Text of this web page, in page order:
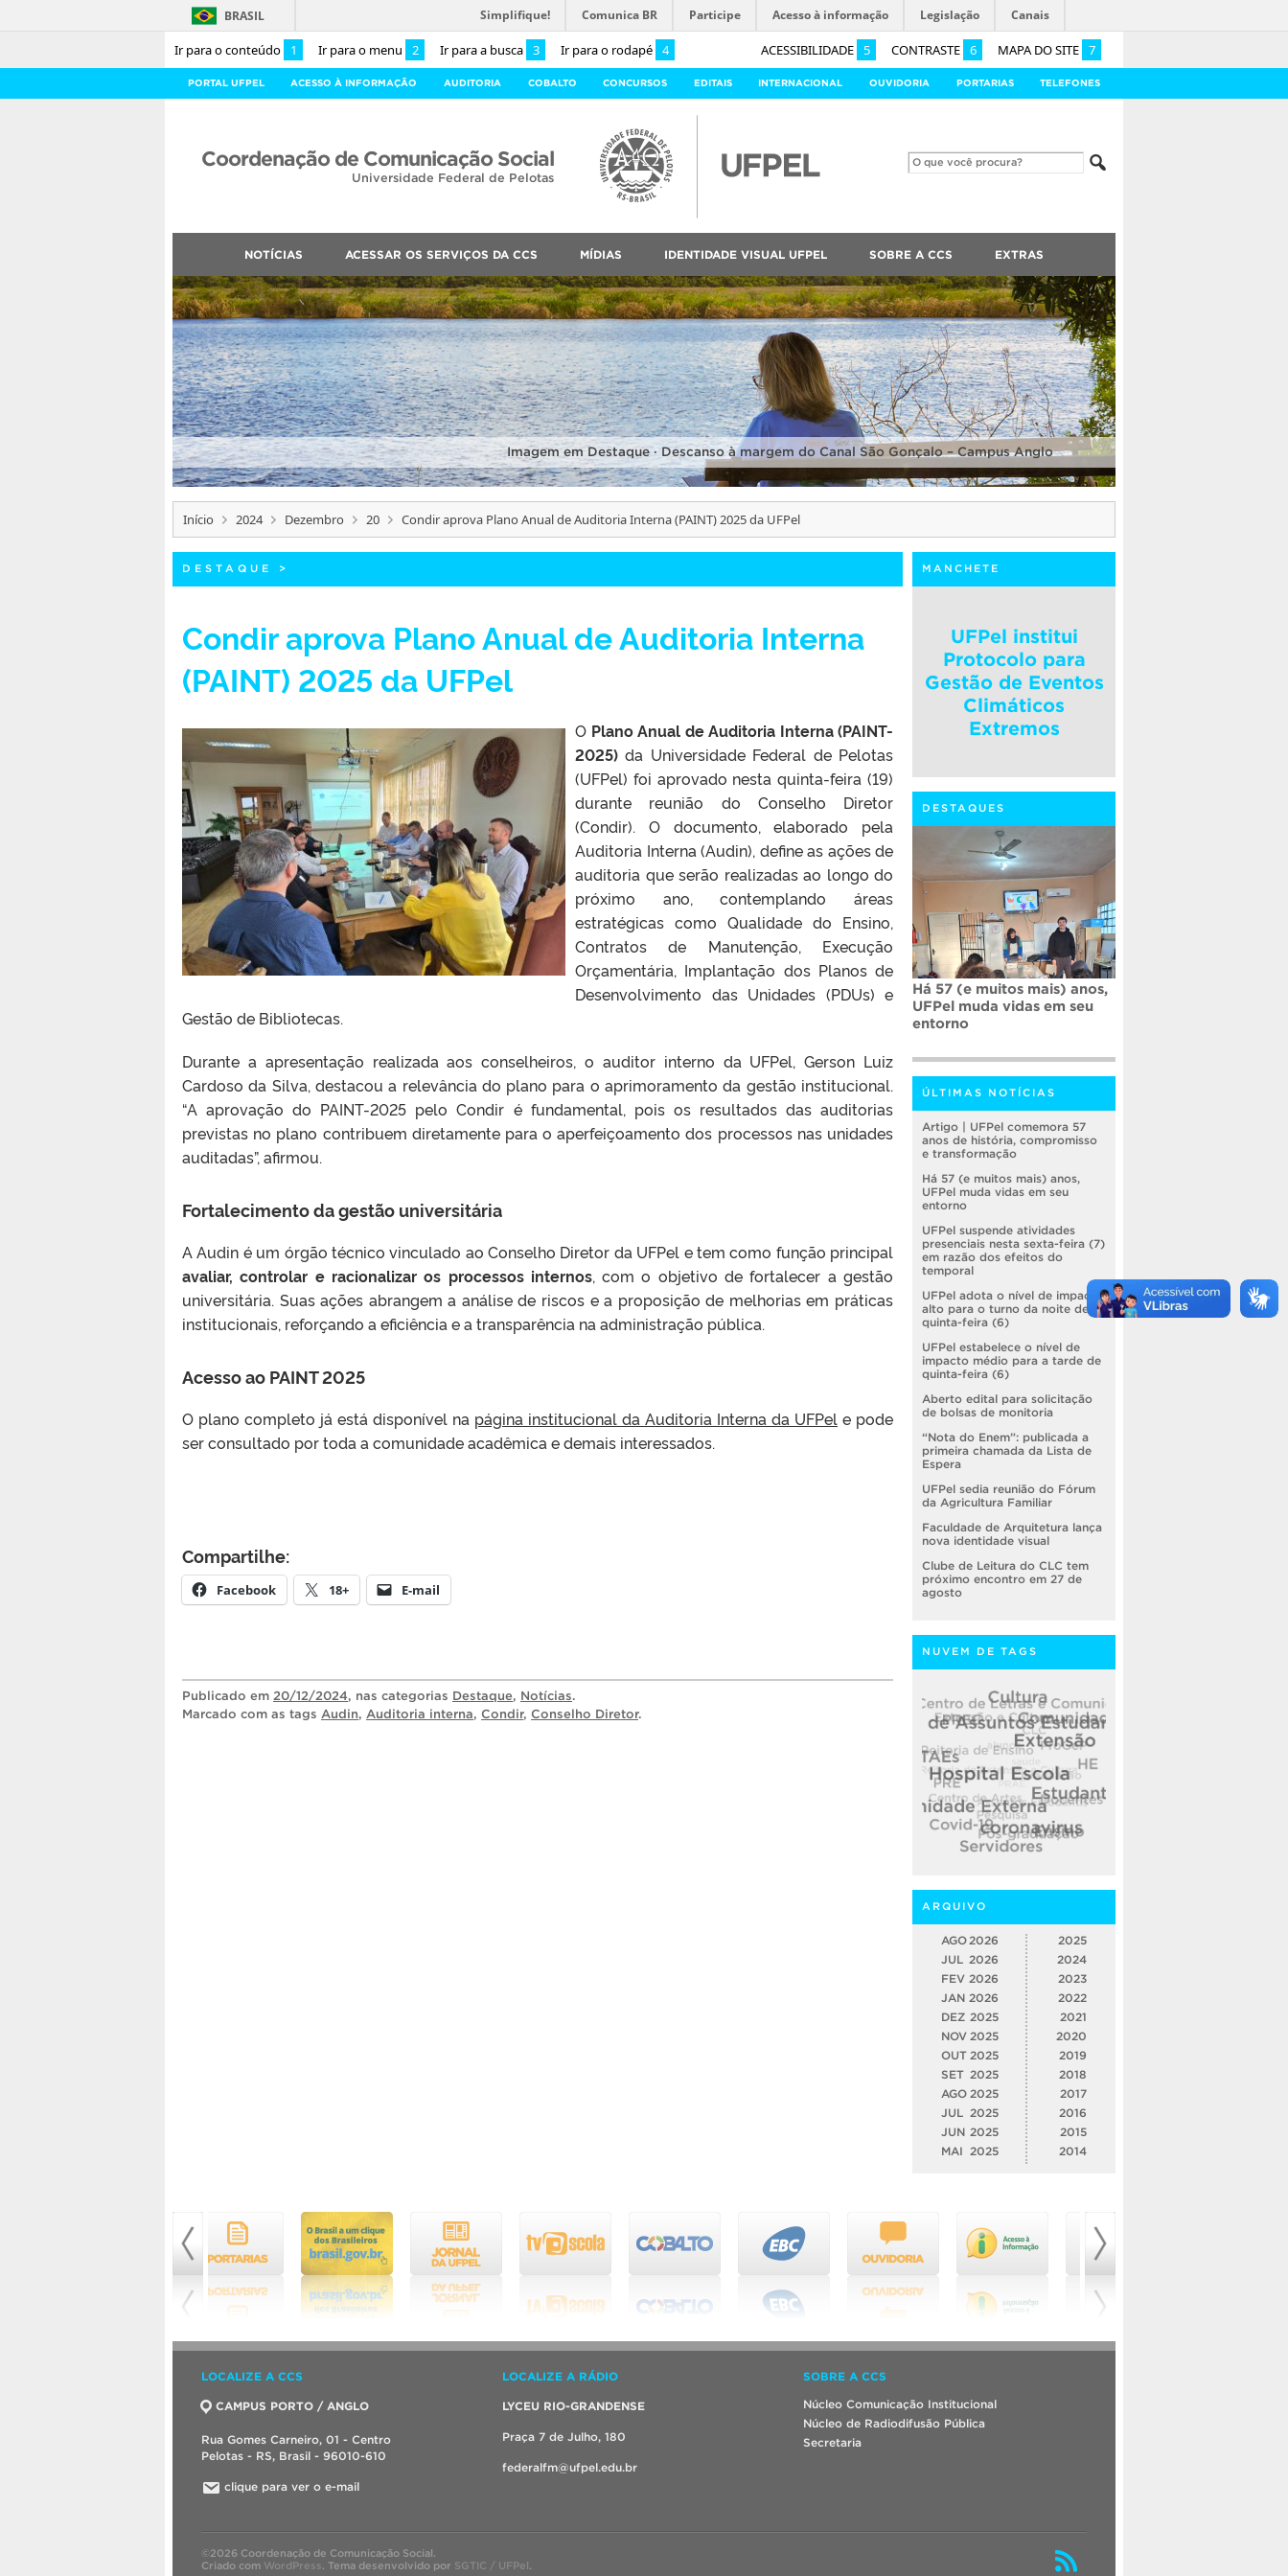
Ir para o conteúdo 1 Ir para o menu 2 Ir para a busca 3 Ir para o rodapé 4 ACESSIBILIDADE 5 CONTRASTE 6 MAPA DO SITE 7
BRASIL Simplifique! Comunica BR Participe Acesso à informação Legislação Canais
PORTAL UFPEL ACESSO À INFORMAÇÃO AUDITORIA COBALTO CONCURSOS EDITAIS INTERNACIONAL OUVIDORIA PORTARIAS TELEFONES
Coordenação de Comunicação Social
Universidade Federal de Pelotas
NOTÍCIAS ACESSAR OS SERVIÇOS DA CCS MÍDIAS IDENTIDADE VISUAL UFPEL SOBRE A CCS EXTRAS
Imagem em Destaque · Descanso à margem do Canal São Gonçalo – Campus Anglo
Início 2024 Dezembro 20 Condir aprova Plano Anual de Auditoria Interna (PAINT) 2025 da UFPel
DESTAQUE >
Condir aprova Plano Anual de Auditoria Interna
(PAINT) 2025 da UFPel
O Plano Anual de Auditoria Interna (PAINT-
2025) da Universidade Federal de Pelotas
(UFPel) foi aprovado nesta quinta-feira (19)
durante reunião do Conselho Diretor
(Condir). O documento, elaborado pela
Auditoria Interna (Audin), define as ações de
auditoria que serão realizadas ao longo do
próximo ano, contemplando áreas
estratégicas como Qualidade do Ensino,
Contratos de Manutenção, Execução
Orçamentária, Implantação dos Planos de
Desenvolvimento das Unidades (PDUs) e
Gestão de Bibliotecas.
Durante a apresentação realizada aos conselheiros, o auditor interno da UFPel, Gerson Luiz
Cardoso da Silva, destacou a relevância do plano para o aprimoramento da gestão institucional.
“A aprovação do PAINT-2025 pelo Condir é fundamental, pois os resultados das auditorias
previstas no plano contribuem diretamente para o aperfeiçoamento dos processos nas unidades
auditadas”, afirmou.
Fortalecimento da gestão universitária
A Audin é um órgão técnico vinculado ao Conselho Diretor da UFPel e tem como função principal
avaliar, controlar e racionalizar os processos internos, com o objetivo de fortalecer a gestão
universitária. Suas ações abrangem a análise de riscos e a proposição de melhorias em práticas
institucionais, reforçando a eficiência e a transparência na administração pública.
Acesso ao PAINT 2025
O plano completo já está disponível na página institucional da Auditoria Interna da UFPel e pode
ser consultado por toda a comunidade acadêmica e demais interessados.
Compartilhe:
Facebook 18+ E-mail
Publicado em 20/12/2024, nas categorias Destaque, Notícias.
Marcado com as tags Audin, Auditoria interna, Condir, Conselho Diretor.
MANCHETE
UFPel institui
Protocolo para
Gestão de Eventos
Climáticos
Extremos
DESTAQUES
Há 57 (e muitos mais) anos,
UFPel muda vidas em seu
entorno
ÚLTIMAS NOTÍCIAS
Artigo | UFPel comemora 57
anos de história, compromisso
e transformação
Há 57 (e muitos mais) anos,
UFPel muda vidas em seu
entorno
UFPel suspende atividades
presenciais nesta sexta-feira (7)
em razão dos efeitos do
temporal
UFPel adota o nível de impacto
alto para o turno da noite de
quinta-feira (6)
UFPel estabelece o nível de
impacto médio para a tarde de
quinta-feira (6)
Aberto edital para solicitação
de bolsas de monitoria
“Nota do Enem”: publicada a
primeira chamada da Lista de
Espera
UFPel sedia reunião do Fórum
da Agricultura Familiar
Faculdade de Arquitetura lança
nova identidade visual
Clube de Leitura do CLC tem
próximo encontro em 27 de
agosto
NUVEM DE TAGS
ARQUIVO
AGO 2026
JUL 2026
FEV 2026
JAN 2026
DEZ 2025
NOV 2025
OUT 2025
SET 2025
AGO 2025
JUL
2025
JUN 2025
MAI
2025
2025
2024
2023
2022
2021
2020
2019
2018
2017
2016
2015
2014
LOCALIZE A CCS
CAMPUS PORTO / ANGLO
Rua Gomes Carneiro, 01 - Centro
Pelotas - RS, Brasil - 96010-610
clique para ver o e-mail
LOCALIZE A RÁDIO
LYCEU RIO-GRANDENSE
Praça 7 de Julho, 180
federalfm@ufpel.edu.br
SOBRE A CCS
Núcleo Comunicação Institucional
Núcleo de Radiodifusão Pública
Secretaria
©2026 Coordenação de Comunicação Social.
Criado com WordPress. Tema desenvolvido por SGTIC / UFPel .